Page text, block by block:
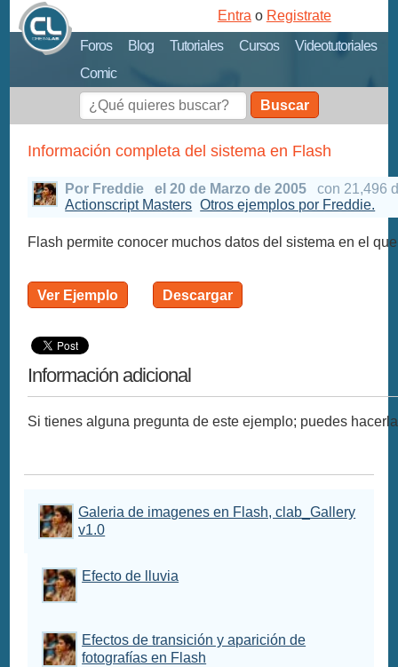
Foros Blog Tutoriales Cursos
Videotutoriales
Comic
Entra o Registrate
Buscar
Información completa del sistema en Flash
Por Freddie el 20 de Marzo de 2005
con 21,496
Actionscript Masters Otros ejemplos por Freddie.
Flash permite conocer muchos datos del sistema en el
Ver Ejemplo Descargar
Información adicional
Si tienes alguna pregunta de este ejemplo; puedes
Galeria de imagenes en Flash, clab_Gallery
v1.0
Efecto de lluvia
Efectos de transición y aparición de
fotografías en Flash